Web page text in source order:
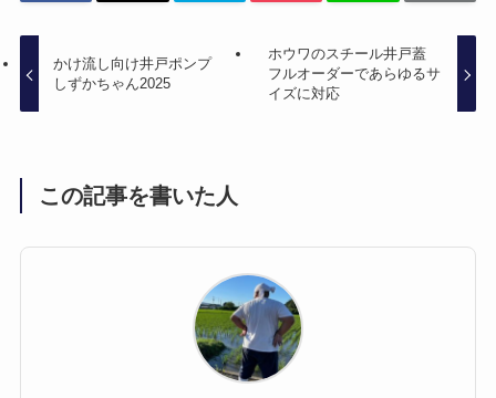
かけ流し向け井戸ポンプ
しずかちゃん2025
ホウワのスチール井戸蓋
フルオーダーであらゆるサ
イズに対応
この記事を書いた人